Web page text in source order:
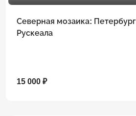
Северная мозаика:
Рускеала
15 000 ₽